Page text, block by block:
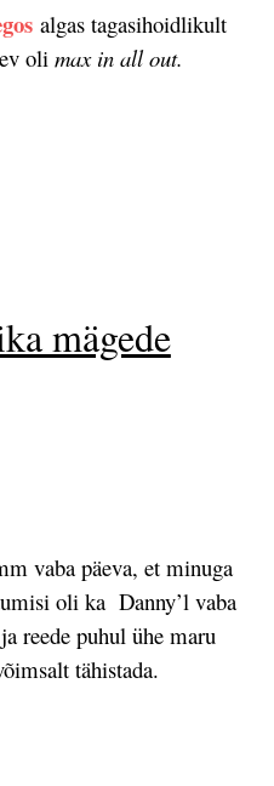
algas tagasihoidlikult
oli max in all out.
mägede
vaba päeva, et minuga
oli ka Danny’l vaba
reede puhul ühe maru
tähistada.